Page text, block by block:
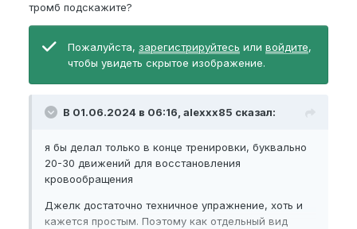
тромб подскажите?
Пожалуйста, зарегистрируйтесь или войдите,
чтобы увидеть скрытое изображение.
В 01.06.2024 в 06:16, alexxx85 сказал:
я бы делал только в конце тренировки, буквально
20-30 движений для восстановления
кровообращения
Джелк достаточно техничное упражнение, хоть и
кажется простым. Поэтому как отдельный вид